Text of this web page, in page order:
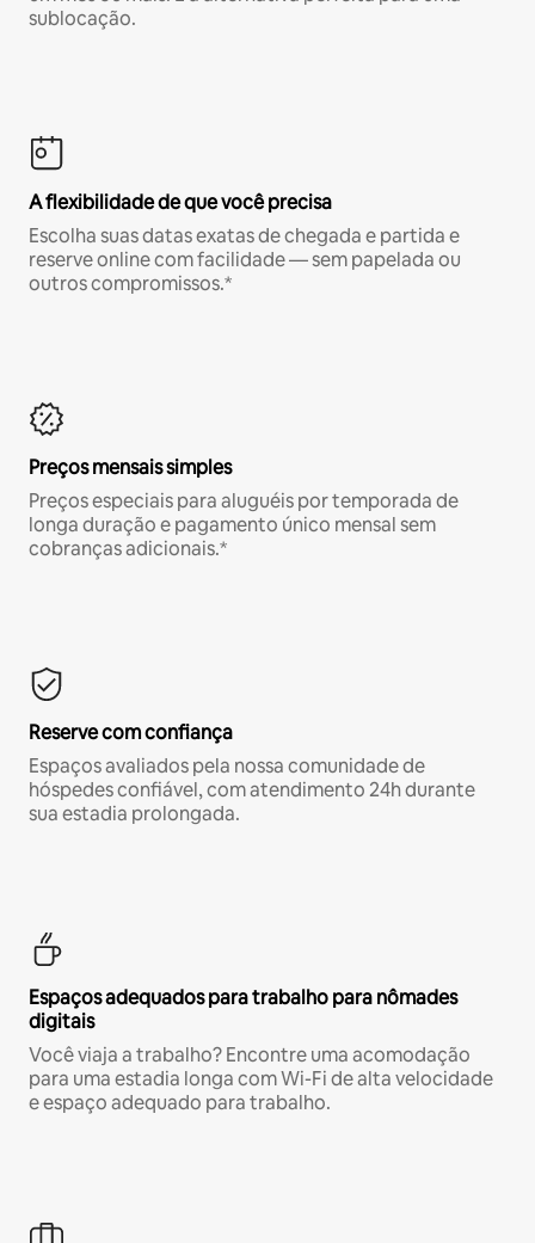
sublocação.
A flexibilidade de que você precisa
Escolha suas datas exatas de chegada e partida e
reserve online com facilidade — sem papelada ou
outros compromissos.*
Preços mensais simples
Preços especiais para aluguéis por temporada de
longa duração e pagamento único mensal sem
cobranças adicionais.*
Reserve com confiança
Espaços avaliados pela nossa comunidade de
hóspedes confiável, com atendimento 24h durante
sua estadia prolongada.
Espaços adequados para trabalho para nômades
digitais
Você viaja a trabalho? Encontre uma acomodação
para uma estadia longa com Wi-Fi de alta velocidade
e espaço adequado para trabalho.